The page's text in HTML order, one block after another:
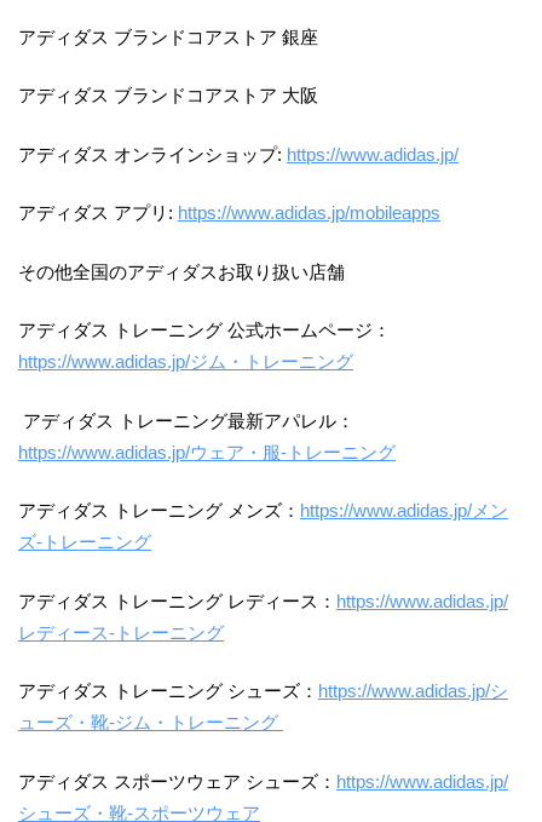
アディダス ブランドコアストア 銀座
アディダス ブランドコアストア 大阪
アディダス オンラインショップ: https://www.adidas.jp/
アディダス アプリ: https://www.adidas.jp/mobileapps
その他全国のアディダスお取り扱い店舗
アディダス トレーニング 公式ホームページ：
https://www.adidas.jp/ジム・トレーニング
アディダス トレーニング最新アパレル：
https://www.adidas.jp/ウェア・服-トレーニング
アディダス トレーニング メンズ： https://www.adidas.jp/メン
ズ-トレーニング
アディダス トレーニング レディース： https://www.adidas.jp/
レディース-トレーニング
アディダス トレーニング シューズ： https://www.adidas.jp/シ
ューズ・靴-ジム・トレーニング
アディダス スポーツウェア シューズ： https://www.adidas.jp/
シューズ・靴-スポーツウェア